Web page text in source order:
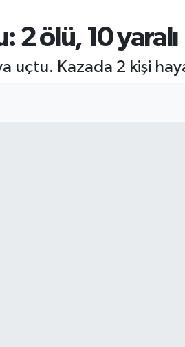
2 ölü, 10 yaralı
Kazada 2 kişi